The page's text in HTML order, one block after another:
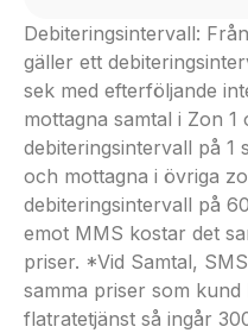
Debiteringsintervall:
gäller ett
sek med efterföljande
mottagna samtal i Zon
debiteringsintervall på 1
och mottagna i övriga
debiteringsintervall på
emot MMS kostar det
priser. *Vid Samtal,
samma priser som
flatratetjänst så ingår